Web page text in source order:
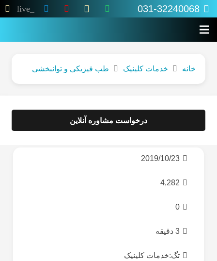
031-32240068
live_tv
خانه خدمات کلینیک طب فیزیکی و توانبخشی
درخواست مشاوره آنلاین
2019/10/23
4,282
0
3 دقیقه
تگ:خدمات کلینیک